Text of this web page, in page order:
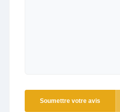
Soumettre votre avis